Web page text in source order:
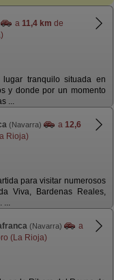
a 11,4 km de
lugar tranquilo situada en
y donde por un momento
...
(Navarra) a 12,6
Rioja)
para visitar numerosos
Viva, Bardenas Reales,
...
(Navarra)
a
(La Rioja)